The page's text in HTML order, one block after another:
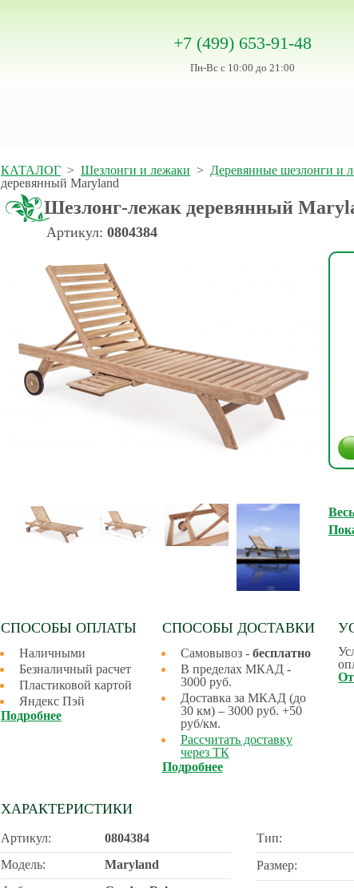
+7 (499) 653-91-48
Пн-Вс с 10:00 до 21:00
КАТАЛОГ > Шезлонги и лежаки > Деревянные шезлонги и
деревянный Maryland
Шезлонг-лежак деревянный
Артикул: 0804384
СПОСОБЫ ОПЛАТЫ
Наличными
Безналичный расчет
Пластиковой картой
Яндекс Пэй
Подробнее
СПОСОБЫ ДОСТАВКИ
Самовывоз - бесплатно
В пределах МКАД -
3000 руб.
Доставка за МКАД (до
30 км) – 3000 руб. +50
руб/км.
Рассчитать доставку
через ТК
Подробнее
ХАРАКТЕРИСТИКИ
Артикул:
0804384
Модель:
Maryland
Тип:
Размер: